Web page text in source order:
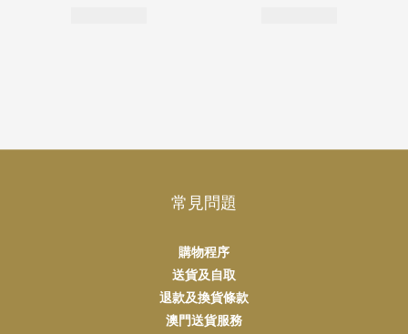
常見問題
購物程序
送貨及自取
退款及換貨條款
澳門送貨服務